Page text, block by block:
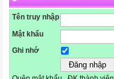
Tên truy nhập
Mật khẩu
Ghi nhớ